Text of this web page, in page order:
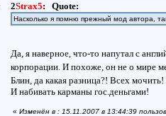
2Strax5: Quote:
Насколько я помню прежный мод автора,
Да, я наверное, что-то напутал с
корпорации. И похоже, он не о мире
Блин, да какая разница?! Всех мочить!
И набивать карманы гос.деньгами!
« Изменён в : 15.11.2007 в 13:44:39